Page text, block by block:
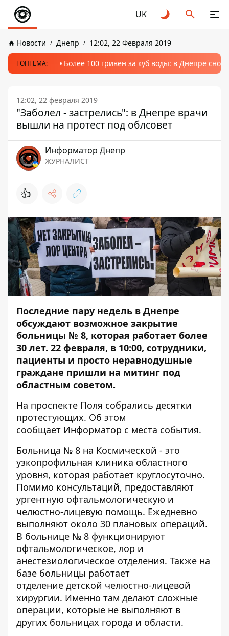
UK
Новости Днепр 12:02, 22 Февраля 2019
ТОПТЕМА: Более 100 гривен за куб воды: в Днепре
12:02, 22 февраля 2019
"Заболел - застрелись": в Днепре врачи
вышли на протест под облсовет
Информатор Днепр
ЖУРНАЛИСТ
👍
Последние пару недель в Днепре
обсуждают возможное закрытие
больницы № 8, которая работает более
30 лет. 22 февраля, в 10:00, сотрудники,
пациенты и просто неравнодушные
граждане пришли на митинг под
областным советом.
На проспекте Поля собрались десятки
протестующих. Об этом
сообщает Информатор с места события.
Больница № 8 на Космической - это
узкопрофильная клиника областного
уровня, которая работает круглосуточно.
Помимо консультаций, предоставляют
ургентную офтальмологическую и
челюстно-лицевую помощь. Ежедневно
выполняют около 30 плановых операций.
В больнице № 8 функционируют
офтальмологическое, лор и
анестезиологическое отделения. Также на
базе больницы работает
отделение детской челюстно-лицевой
хирургии. Именно там делают сложные
операции, которые не выполняют в
других больницах города и области.